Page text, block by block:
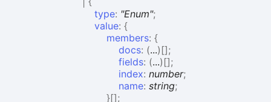
type: "Enum";
value: {
members: {
docs: (...) [];
fields: (...) [];
index: number;
name: string;
}[];